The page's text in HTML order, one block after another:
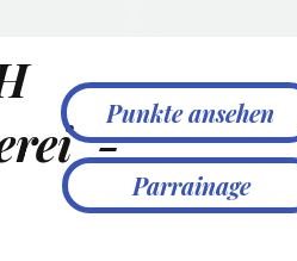
-Punkte ansehen
Parrainage